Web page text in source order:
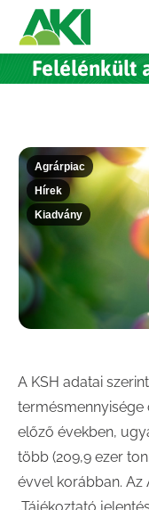
Felélénkült
Agrárpiac
Hírek
Kiadvány
A KSH adatai
előző években,
több (209,9 ezer
évvel korábban. Az